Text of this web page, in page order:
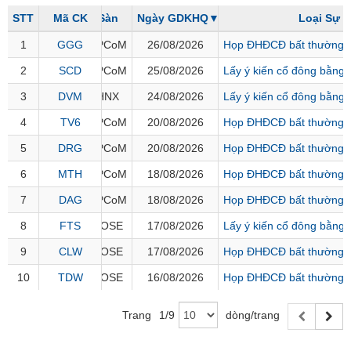
lỗ
Giao
dịch
nội
bộ
Niên
giám
Tài
liệu
cổ
đông
giá
Nước
ngoài
Tự
doanh
Top
cổ
phiếu
đồ
ngành
Thống
Chứng
quyền
Tổng
quan
Thống
kê
giao
dịch
Định
Thống
kê
giao
dịch
Tin
tức
Phân
tích
kỹ
Bảng
giá
trực
tuyến
Bộ
lọc
cổ
phiếu
So
sánh
Vĩ
mô
Chứng
quyền
Trái
phiếu
doanh
nghiệp
IR
Awards
tạo
Dịch
vụ
STT Mã CK
1 GGG
2 SCD
3 DVM
4 TV6
5 DRG
6 MTH
7 DAG
8 FTS
9 CLW
10 TDW
STT Mã CK Sàn Ngày GDKHQ▼ Loại Sự
1 GGG UPCoM 26/08/2026 Họp ĐHĐCĐ bất thường
2 SCD UPCoM 25/08/2026 Lấy ý kiến cổ đông bằng
3 DVM HNX 24/08/2026 Lấy ý kiến cổ đông bằng
4 TV6 UPCoM 20/08/2026 Họp ĐHĐCĐ bất thường
5 DRG UPCoM 20/08/2026 Họp ĐHĐCĐ bất thường
6 MTH UPCoM 18/08/2026 Họp ĐHĐCĐ bất thường
7 DAG UPCoM 18/08/2026 Họp ĐHĐCĐ bất thường
8 FTS HOSE 17/08/2026 Lấy ý kiến cổ đông bằng
9 CLW HOSE 17/08/2026 Họp ĐHĐCĐ bất thường
10 TDW HOSE 16/08/2026 Họp ĐHĐCĐ bất thường
Trang 1/9 dòng/trang
BẤT
ĐỘNG
CHÍNH
HÓA
KINH
TẾ